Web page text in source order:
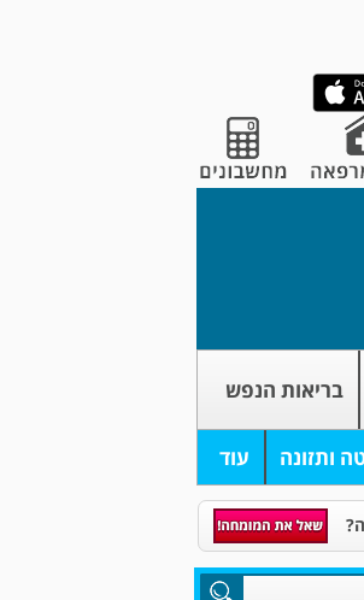
בריאות הנפש
ותזונה עוד